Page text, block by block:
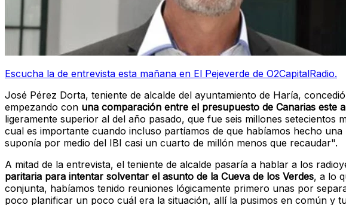
Escucha la de entrevista esta mañana en El Pejeverde de O2CapitalRadio.
José Pérez Dorta, teniente de alcalde del ayuntamiento de Haría,
empezando con una comparación entre el presupuesto de Canarias este
ligeramente superior al del año pasado, que fue seis millones setecientos
cual es importante cuando incluso partíamos de que habíamos hecho
suponía por medio del IBI casi un cuarto de millón menos que recaudar".
A mitad de la entrevista, el teniente de alcalde pasaría a hablar a los
paritaria para intentar solventar el asunto de la Cueva de los Verdes, a lo
conjunta, habíamos tenido reuniones lógicamente primero unas por
poco planificar un poco cuál era la situación, allí la pusimos en común y